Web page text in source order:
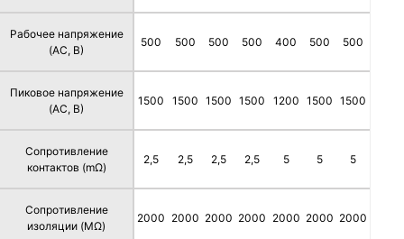
Рабочее напряжение
(AC, В)
Пиковое напряжение
(AC, В)
Сопротивление
контактов (mΩ)
Сопротивление
изоляции (MΩ)
500
1500
2,5
2000
500
1500
2,5
2000
500
1500
2,5
2000
500
1500
2,5
2000
400
1200
5
2000
500
1500
5
2000
500
1500
5
2000